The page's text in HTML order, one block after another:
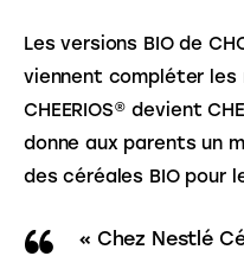
Les versions BIO de
viennent compléter
CHEERIOS® devient
donne aux parents un
des céréales BIO pour
« Chez Nestlé